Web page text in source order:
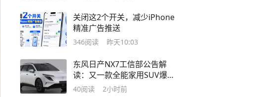
关闭这2个开关，减少iPhone
精准广告推送
346阅读 昨天10:03
东风日产NX7工信部公告解
读：又一款全能家用SUV爆款
要来了？
40阅读 2小时前